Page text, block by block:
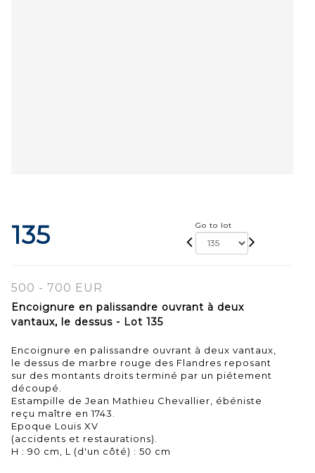
135 Go to lot
500 - 700 EUR
Encoignure en palissandre ouvrant à deux
vantaux, le dessus - Lot 135
Encoignure en palissandre ouvrant à deux vantaux,
le dessus de marbre rouge des Flandres reposant
sur des montants droits terminé par un piétement
découpé.
Estampille de Jean Mathieu Chevallier, ébéniste
reçu maître en 1743.
Epoque Louis XV
(accidents et restaurations).